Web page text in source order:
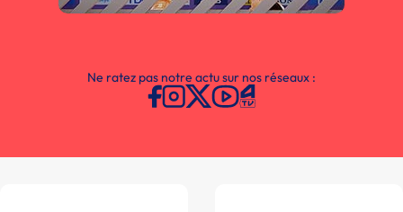
Ne ratez pas notre actu sur nos réseaux :